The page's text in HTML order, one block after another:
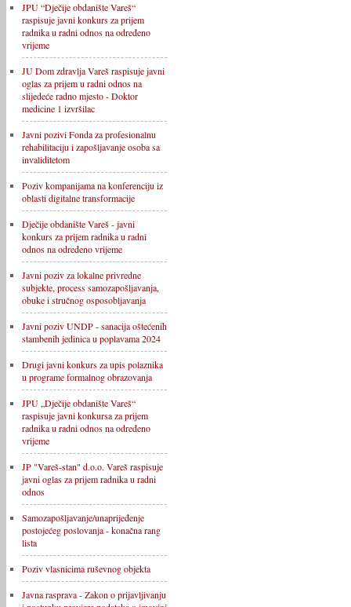
JPU “Dječije obdanište Vareš“
raspisuje javni konkurs za prijem
radnika u radni odnos na određeno
vrijeme
JU Dom zdravlja Vareš raspisuje javni
oglas za prijem u radni odnos na
slijedeće radno mjesto - Doktor
medicine 1 izvršilac
Javni pozivi Fonda za profesionalnu
rehabilitaciju i zapošljavanje osoba sa
invaliditetom
Poziv kompanijama na konferenciju iz
oblasti digitalne transformacije
Dječije obdanište Vareš - javni
konkurs za prijem radnika u radni
odnos na određeno vrijeme
Javni poziv za lokalne privredne
subjekte, process samozapošljavanja,
obuke i stručnog osposobljavanja
Javni poziv UNDP - sanacija oštećenih
stambenih jedinica u poplavama 2024
Drugi javni konkurs za upis polaznika
u programe formalnog obrazovanja
JPU „Dječije obdanište Vareš“
raspisuje javni konkursa za prijem
radnika u radni odnos na određeno
vrijeme
JP "Vareš-stan" d.o.o. Vareš raspisuje
javni oglas za prijem radnika u radni
odnos
Samozapošljavanje/unaprijeđenje
postojećeg poslovanja - konačna rang
lista
Poziv vlasnicima ruševnog objekta
Javna rasprava - Zakon o prijavljivanju